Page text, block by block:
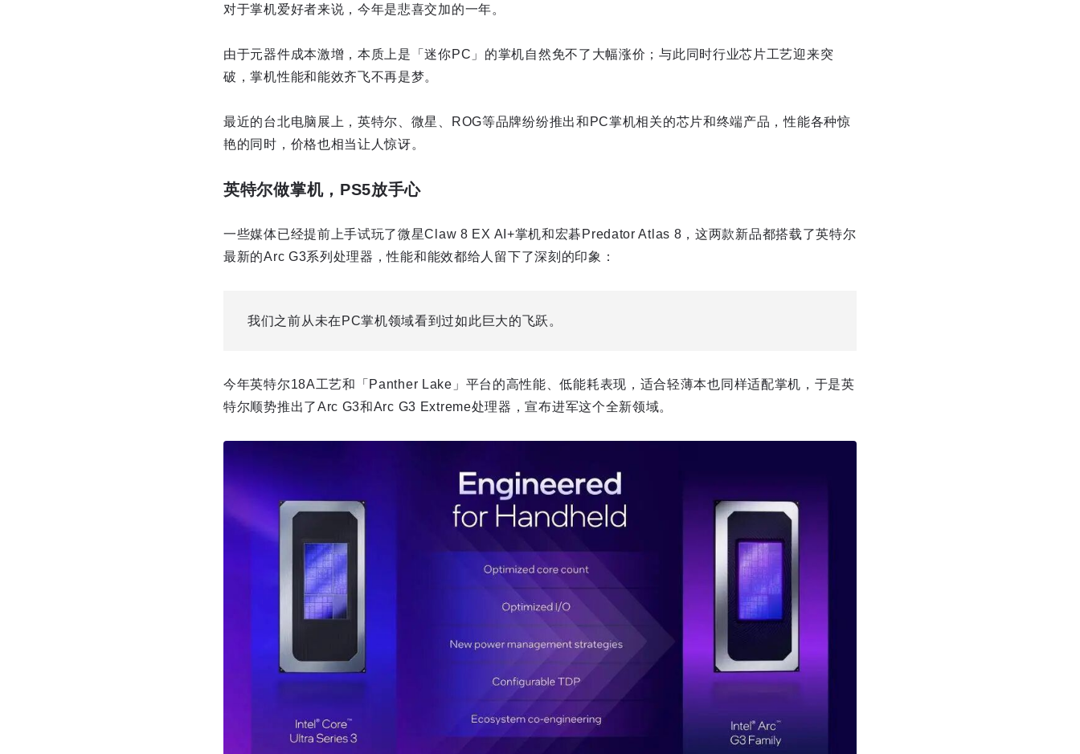
对于掌机爱好者来说，今年是悲喜交加的一年。
由于元器件成本激增，本质上是「迷你PC」的掌机自然免不了大幅涨价；与此同时行业芯片工艺迎来突
破，掌机性能和能效齐飞不再是梦。
最近的台北电脑展上，英特尔、微星、ROG等品牌纷纷推出和PC掌机相关的芯片和终端产品，性能各种惊
艳的同时，价格也相当让人惊讶。
英特尔做掌机，PS5放手心
一些媒体已经提前上手试玩了微星Claw 8 EX AI+掌机和宏碁Predator Atlas 8，这两款新品都搭载了英特尔
最新的Arc G3系列处理器，性能和能效都给人留下了深刻的印象：
我们之前从未在PC掌机领域看到过如此巨大的飞跃。
今年英特尔18A工艺和「Panther Lake」平台的高性能、低能耗表现，适合轻薄本也同样适配掌机，于是英
特尔顺势推出了Arc G3和Arc G3 Extreme处理器，宣布进军这个全新领域。